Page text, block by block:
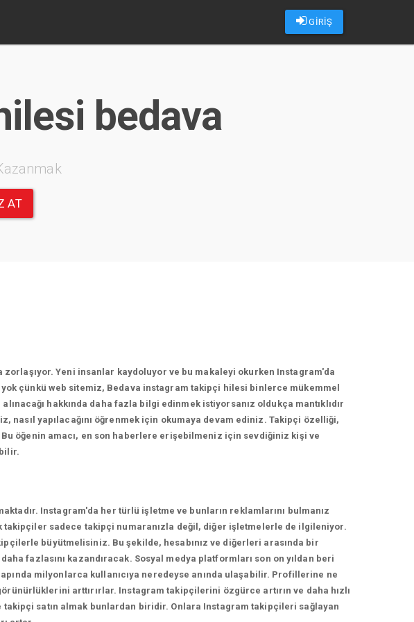
GİRİŞ
bedava
AT
Yeni insanlar kaydoluyor ve bu makaleyi okurken Instagram'da
çünkü web sitemiz, Bedava instagram takipçi hilesi binlerce mükemmel
hakkında daha fazla bilgi edinmek istiyorsanız oldukça mantıklıdır
yapılacağını öğrenmek için okumaya devam ediniz. Takipçi özelliği,
öğenin amacı, en son haberlere erişebilmeniz için sevdiğiniz kişi ve
Instagram'da her türlü işletme ve bunların reklamlarını bulmanız
sadece takipçi numaranızla değil, diğer işletmelerle de ilgileniyor.
büyütmelisiniz. Bu şekilde, hesabınız ve diğerleri arasında bir
fazlasını kazandıracak. Sosyal medya platformları son on yıldan beri
milyonlarca kullanıcıya neredeyse anında ulaşabilir. Profillerine ne
arttırırlar. Instagram takipçilerini özgürce artırın ve daha hızlı
satın almak bunlardan biridir. Onlara Instagram takipçileri sağlayan